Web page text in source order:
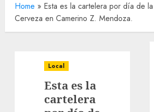
Home » Esta es la cartelera por día de
Cerveza en Camerino Z. Mendoza.
Local
Esta es la
cartelera
Local
pavimentación
de San
Marcial
Reviven
la